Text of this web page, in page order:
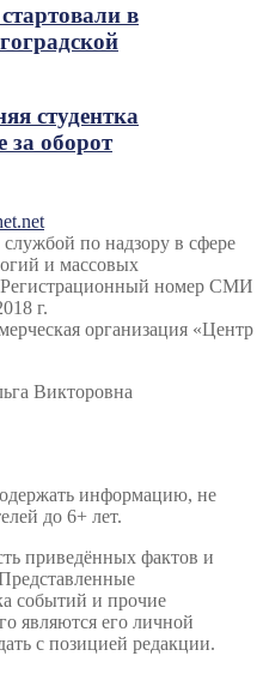
в
студентка
за оборот
по надзору в сфере
и массовых
номер СМИ
г.
организация «Центр
Викторовна
информацию, не
до 6+ лет.
приведённых фактов и
событий и прочие
являются его личной
с позицией редакции.